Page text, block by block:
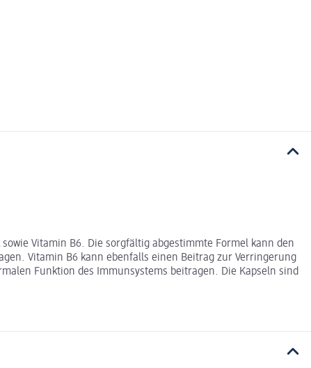
Vitamin B6. Die sorgfältig abgestimmte Formel kann den
Vitamin B6 kann ebenfalls einen Beitrag zur Verringerung
Funktion des Immunsystems beitragen. Die Kapseln sind